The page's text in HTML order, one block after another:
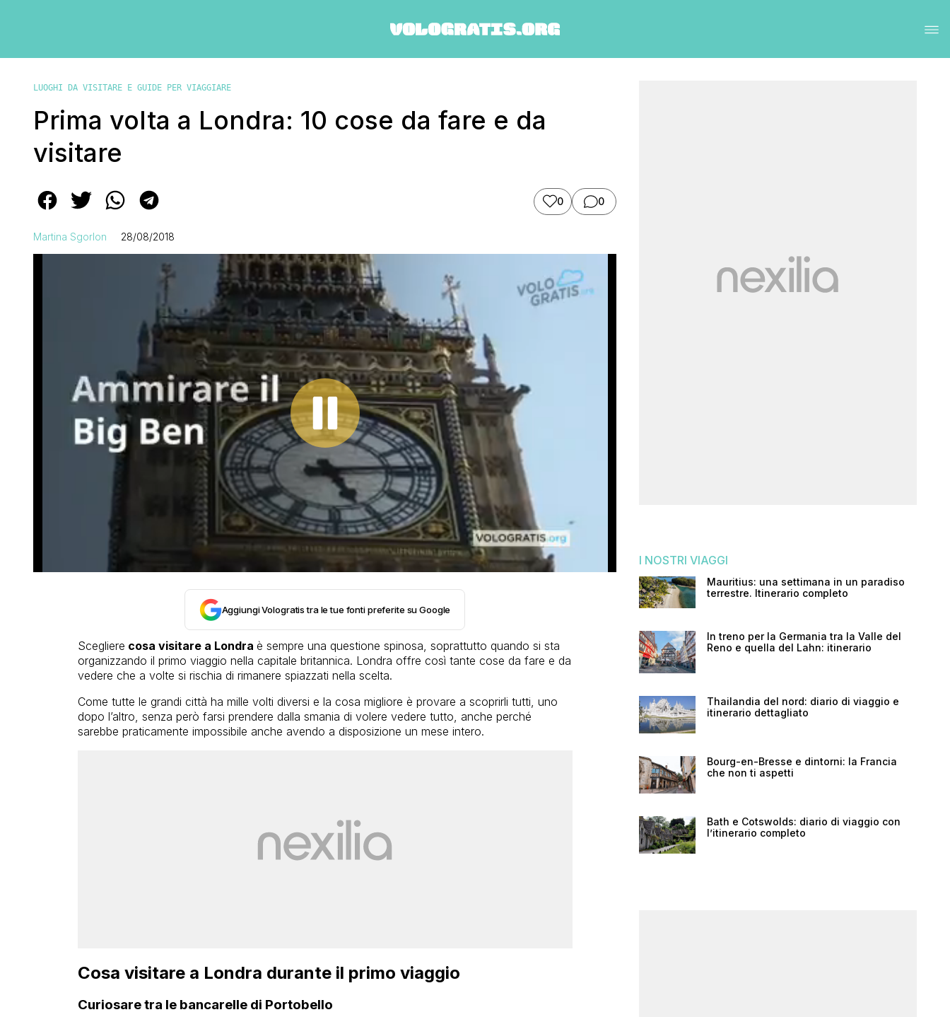
LUOGHI DA VISITARE E GUIDE PER VIAGGIARE
Prima volta a Londra: 10 cose da fare e da
visitare
0 0
Martina Sgorlon 28/08/2018
Aggiungi Vologratis tra le tue fonti preferite su Google
Scegliere cosa visitare a Londra è sempre una questione spinosa, soprattutto quando si sta
organizzando il primo viaggio nella capitale britannica. Londra offre così tante cose da fare e da
vedere che a volte si rischia di rimanere spiazzati nella scelta.
Come tutte le grandi città ha mille volti diversi e la cosa migliore è provare a scoprirli tutti, uno
dopo l’altro, senza però farsi prendere dalla smania di volere vedere tutto, anche perché
sarebbe praticamente impossibile anche avendo a disposizione un mese intero.
Cosa visitare a Londra durante il primo viaggio
Curiosare tra le bancarelle di Portobello
I NOSTRI VIAGGI
Mauritius: una settimana in un paradiso
terrestre. Itinerario completo
In treno per la Germania tra la Valle del
Reno e quella del Lahn: itinerario
Thailandia del nord: diario di viaggio e
itinerario dettagliato
Bourg-en-Bresse e dintorni: la Francia
che non ti aspetti
Bath e Cotswolds: diario di viaggio con
l’itinerario completo